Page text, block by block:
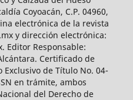
Coyoacán, C.P. 04960,
electrónica de la revista
y dirección electrónica:
Editor Responsable:
Certificado de
Exclusivo de Título No. 04-
en trámite, ambos
del Derecho de